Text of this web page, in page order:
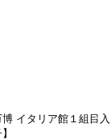
博 イタリア館１組目入